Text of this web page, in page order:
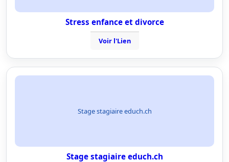
Stress enfance et divorce
Voir l'Lien
Stage stagiaire educh.ch
Stage stagiaire educh.ch